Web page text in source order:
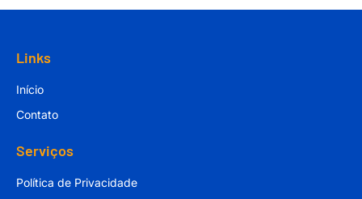
Links
Início
Contato
Serviços
Política de Privacidade